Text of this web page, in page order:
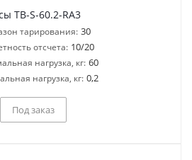
TB-S-60.2-RA3
тарирования: 30
отсчета: 10/20
нагрузка, кг: 60
нагрузка, кг: 0,2
Под заказ